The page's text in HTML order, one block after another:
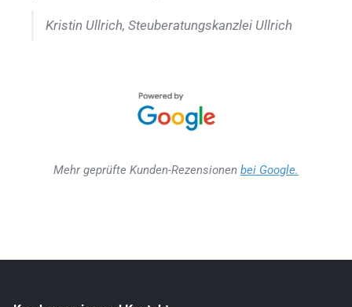
Kristin Ullrich, Steuberatungskanzlei Ullrich
Mehr geprüfte Kunden-Rezensionen bei Google.